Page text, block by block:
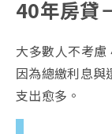
40年房貸
大多數人不考慮
因為總繳利息與
支出愈多。